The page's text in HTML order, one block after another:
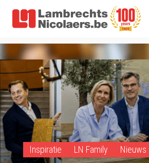
Inspiratie LN Family Nieuws